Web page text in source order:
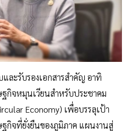
ละรับรองเอกสารสำคัญ อาทิ
กิจหมุนเวียนสำหรับประชาคม
Economy) เพื่อบรรลุเป้า
กิจที่ยั่งยืนของภูมิภาค แผนงานสู่